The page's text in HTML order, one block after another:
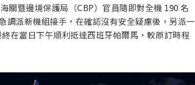
關暨邊境保護局（CBP）官員隨即對全機 190 名
調派新機組接手，在確認沒有安全疑慮後，另派一
在當日下午順利抵達西班牙帕爾馬，較原訂時程